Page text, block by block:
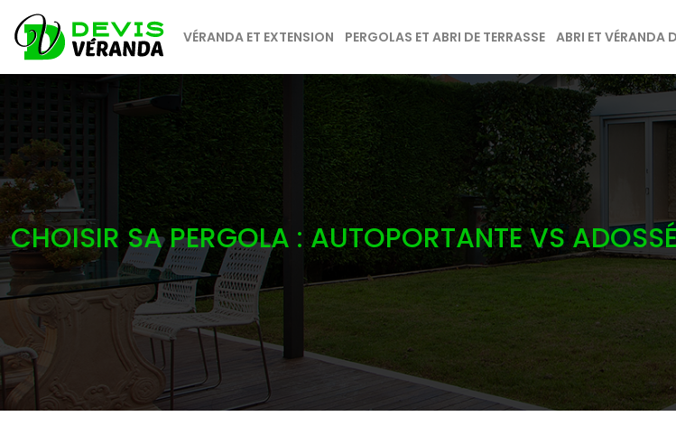
VÉRANDA ET EXTENSION PERGOLAS ET ABRI DE TERRASSE ABRI ET VÉRANDA
CHOISIR SA PERGOLA : AUTOPORTANTE VS